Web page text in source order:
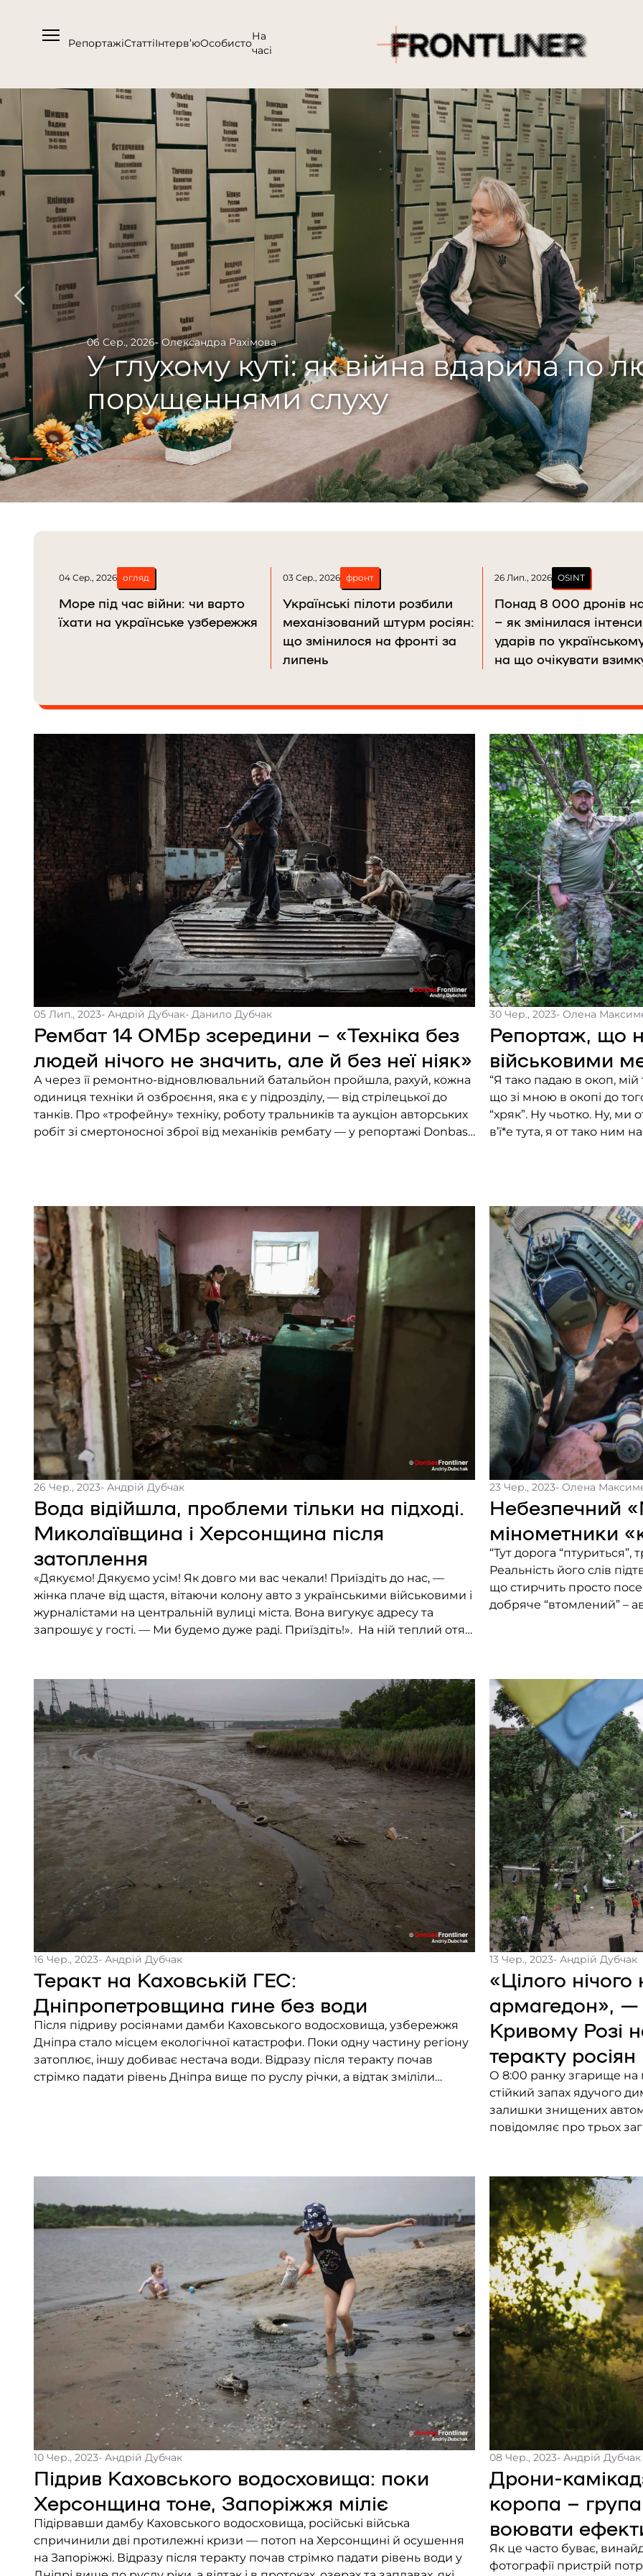
Про нас
Підтримати
Команда
Контакти
Співпраця
Партнери проєкту та подяка
Редакційна політика | Копірайт
Документи
РепортажіСтаттіІнтерв’юОсобисто
На
часі
29 Лип., 2026- Данило Бумаценко- Данило Дубчак
Одіссей із Кривого Рогу: як батько-
війну і виховання сина
04 Сер., 2026 огляд
Море під час війни: чи варто
їхати на українське узбережжя
03 Сер., 2026 фронт
Українські пілоти розбили
механізований штурм росіян:
що змінилося на фронті за
липень
26 Лип., 2026 OSINT
Понад 8 000 дронів
– як змінилася
ударів по
на що очікувати
05 Лип., 2023- Андрій Дубчак- Данило Дубчак
Рембат 14 ОМБр зсередини – «Техніка без
людей нічого не значить, але й без неї ніяк»
А через її ремонтно-відновлювальний батальйон пройшла, рахуй, кожна
одиниця техніки й озброєння, яка є у підрозділу, — від стрілецької до
танків. Про «трофейну» техніку, роботу тральників та аукціон авторських
робіт зі смертоносної зброї від механіків рембату — у репортажі Donbas
30 Чер., 2023- Олена
Репортаж, що
військовими
“Я тако падаю в окоп,
що зі мною в окопі до
“хряк”. Ну чьотко. Ну, ми
в’ї*е тута, я от тако ним
26 Чер., 2023- Андрій Дубчак
Вода відійшла, проблеми тільки на підході.
Миколаївщина і Херсонщина після
затоплення
«Дякуємо! Дякуємо усім! Як довго ми вас чекали! Приїздіть до нас, —
жінка плаче від щастя, вітаючи колону авто з українськими військовими і
журналістами на центральній вулиці міста. Вона вигукує адресу та
запрошує у гості. — Ми будемо дуже раді. Приїздіть!». На ній теплий отяг
23 Чер., 2023- Олена
Небезпечний
мінометники
“Тут дорога
Реальність його слів
що стирчить просто
добряче “втомлений” –
16 Чер., 2023- Андрій Дубчак
Теракт на Каховській ГЕС:
Дніпропетровщина гине без води
Після підриву росіянами дамби Каховського водосховища, узбережжя
Дніпра стало місцем екологічної катастрофи. Поки одну частину регіону
затоплює, іншу добиває нестача води. Відразу після теракту почав
стрімко падати рівень Дніпра вище по руслу річки, а відтак зміліли
13 Чер., 2023- Андрій Дубчак
«Цілого
армагедон», —
Кривому Розі
теракту росіян
О 8:00 ранку згарище на
стійкий запах ядучого
залишки знищених
повідомляє про трьох
10 Чер., 2023- Андрій Дубчак
Підрив Каховського водосховища: поки
Херсонщина тоне, Запоріжжя міліє
Підірвавши дамбу Каховського водосховища, російські війська
спричинили дві протилежні кризи — потоп на Херсонщині й осушення
на Запоріжжі. Відразу після теракту почав стрімко падати рівень води у
08 Чер., 2023- Андрій Дубчак
Дрони-
коропа –
воювати
Як це часто буває,
фотографії пристрій